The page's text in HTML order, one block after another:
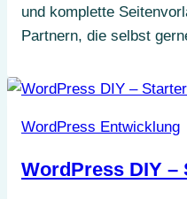
und komplette
Partnern, die selbst
WordPress Entwicklung
WordPress DIY –